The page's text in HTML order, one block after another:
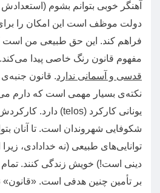
آهنگر خوبی بتوانم بشوم ( استعدادش
دولت موظف است این امکان را
فراهم کند. این حق طبیعی من است
مفهوم قانون رنگ خاصی پیدا می‌کند.
قدسی و آسمانی ندارد. قانون جنبه‌ی
نکته‌ی بسیار مهمی است که دارم
یونانی کارکرد (telos) دارد.
شکوفایی شهروندان است. تا آنان
توانایی‌های طبیعی (نه خدادادی،
دینی است!) خویش زندگی کنند.
بر تأمین چنین هدفی است. «قانون»